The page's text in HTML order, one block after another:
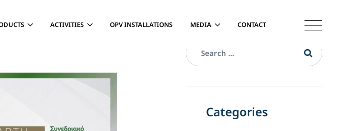
ACTIVITIES OPV INSTALLATIONS MEDIA CONTACT
Categories